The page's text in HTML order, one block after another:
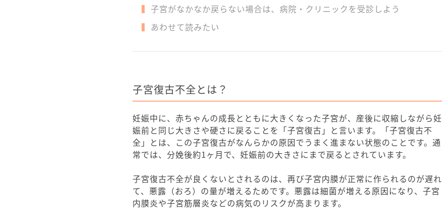
子宮がなかなか戻らない場合は、病院・クリニックを受診しよう
あわせて読みたい
子宮復古不全とは？
妊娠中に、赤ちゃんの成長とともに大きくなった子宮が、産後に収縮しながら妊
娠前と同じ大きさや硬さに戻ることを「子宮復古」と言います。「子宮復古不
全」とは、この子宮復古がなんらかの原因でうまく進まない状態のことです。通
常では、分娩後約1ヶ月で、妊娠前の大きさにまで戻るとされています。
子宮復古不全が良くないとされるのは、再び子宮内膜が正常に作られるのが遅れ
て、悪露（おろ）の量が増えるためです。悪露は細菌が増える原因になり、子宮
内膜炎や子宮筋層炎などの病気のリスクが高まります。